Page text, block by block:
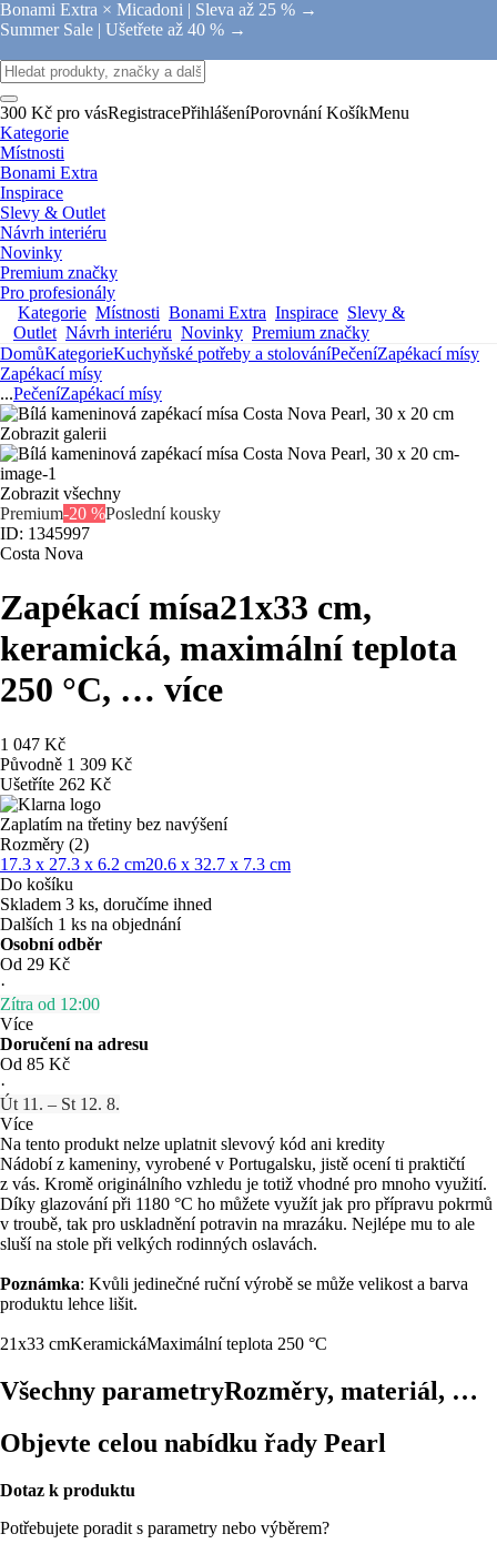
Bonami Extra × Micadoni | Sleva až 25 % →
Summer Sale | Ušetřete až 40 % →
300 Kč pro vásRegistracePřihlášeníPorovnání KošíkMenu
Kategorie
Místnosti
Bonami Extra
Inspirace
Slevy & Outlet
Návrh interiéru
Novinky
Premium značky
Pro profesionály
Kategorie Místnosti Bonami Extra Inspirace Slevy &
Outlet Návrh interiéru Novinky Premium značky
DomůKategorieKuchyňské potřeby a stolováníPečeníZapékací mísy
Zapékací mísy
...PečeníZapékací mísy
Zobrazit galerii
Zobrazit všechny
Premium-20 %Poslední kousky
ID: 1345997
Costa Nova
Zapékací mísa21x33 cm,
keramická, maximální teplota
250 °C, … více
1 047 Kč
Původně 1 309 Kč
Ušetříte 262 Kč
Zaplatím na třetiny bez navýšení
Rozměry (2)
17.3 x 27.3 x 6.2 cm20.6 x 32.7 x 7.3 cm
Do košíku
Skladem 3 ks, doručíme ihned
Dalších 1 ks na objednání
Osobní odběr
Od 29 Kč
·
Zítra od 12:00
Více
Doručení na adresu
Od 85 Kč
·
Út 11. – St 12. 8.
Více
Na tento produkt nelze uplatnit slevový kód ani kredity
Nádobí z kameniny, vyrobené v Portugalsku, jistě ocení ti praktičtí
z vás. Kromě originálního vzhledu je totiž vhodné pro mnoho využití.
Díky glazování při 1180 °C ho můžete využít jak pro přípravu pokrmů
v troubě, tak pro uskladnění potravin na mrazáku. Nejlépe mu to ale
sluší na stole při velkých rodinných oslavách.
Poznámka: Kvůli jedinečné ruční výrobě se může velikost a barva
produktu lehce lišit.
21x33 cmKeramickáMaximální teplota 250 °C
Všechny parametryRozměry, materiál, …
Objevte celou nabídku řady Pearl
Dotaz k produktu
Potřebujete poradit s parametry nebo výběrem?